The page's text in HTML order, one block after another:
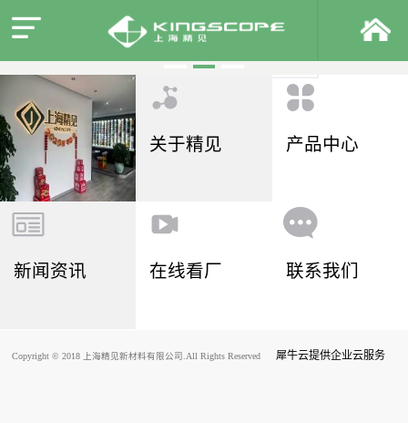
关于精见 产品中心
新闻资讯 在线看厂 联系我们
Copyright © 2018 上海精见新材料有限公司.All Rights Reserved 犀牛云提供企业云服务